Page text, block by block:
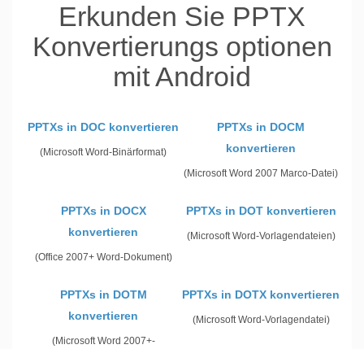
Erkunden Sie PPTX
Konvertierungs optionen
mit Android
PPTXs in DOC konvertieren
(Microsoft Word-Binärformat)
PPTXs in DOCM
konvertieren
(Microsoft Word 2007 Marco-Datei)
PPTXs in DOCX
konvertieren
(Office 2007+ Word-Dokument)
PPTXs in DOT konvertieren
(Microsoft Word-Vorlagendateien)
PPTXs in DOTM
konvertieren
(Microsoft Word 2007+-
PPTXs in DOTX konvertieren
(Microsoft Word-Vorlagendatei)